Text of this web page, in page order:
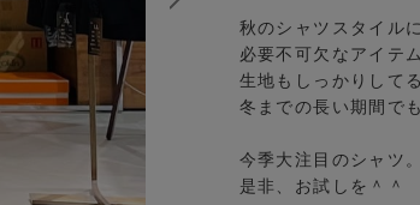
秋のシャツスタイル
必要不可欠なアイテ
生地もしっかりして
冬までの長い期間で
今季大注目のシャツ。
是非、お試しを＾＾